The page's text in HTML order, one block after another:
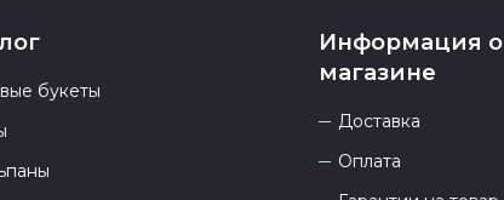
букеты
Информация о
магазине
Доставка
Оплата